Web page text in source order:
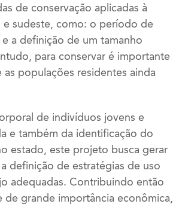
de conservação aplicadas à
e sudeste, como: o período de
a definição de um tamanho
para conservar é importante
populações residentes ainda
de indivíduos jovens e
e também da identificação do
estado, este projeto busca gerar
definição de estratégias de uso
adequadas. Contribuindo então
de grande importância econômica,